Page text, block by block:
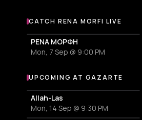
More events with Rena Morfi
CATCH RENA MORFI LIVE
ΡΕΝΑ ΜΟΡΦΗ
Mon, 7 Sep @ 9:00 PM
More events at Gazarte
UPCOMING AT GAZARTE
Allah-Las
Mon, 14 Sep @ 9:30 PM